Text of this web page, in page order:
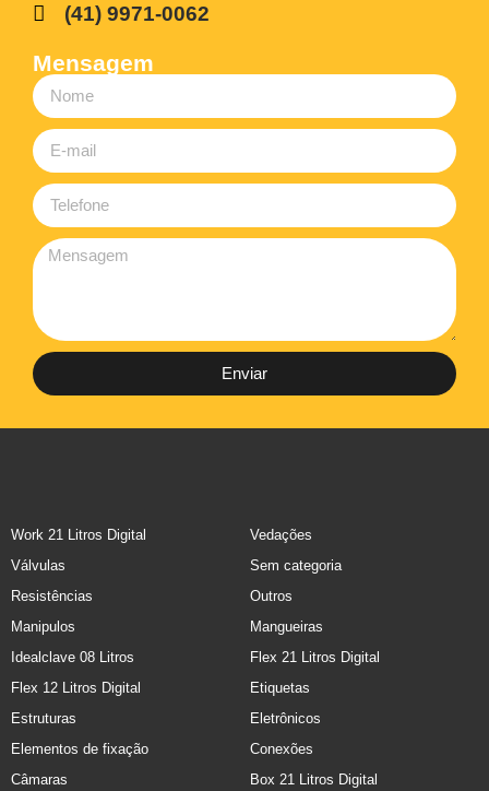
(41) 9971-0062
Mensagem
Enviar
Work 21 Litros Digital
Vedações
Válvulas
Sem categoria
Resistências
Outros
Manipulos
Mangueiras
Idealclave 08 Litros
Flex 21 Litros Digital
Flex 12 Litros Digital
Etiquetas
Estruturas
Eletrônicos
Elementos de fixação
Conexões
Câmaras
Box 21 Litros Digital